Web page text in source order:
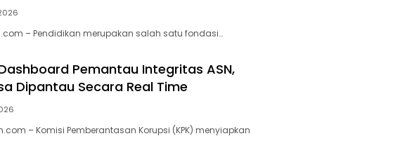
– Pendidikan merupakan salah satu fondasi…
Pemantau Integritas ASN,
Dipantau Secara Real Time
– Komisi Pemberantasan Korupsi (KPK) menyiapkan